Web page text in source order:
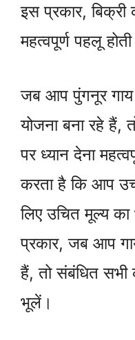
इस प्रकार,
महत्वपूर्ण पहलू
जब आप पुंगनूर गाय
योजना बना रहे हैं,
पर ध्यान देना
करता है कि आप
लिए उचित मूल्य
प्रकार, जब आप
हैं, तो संबंधित सभी
भूलें।